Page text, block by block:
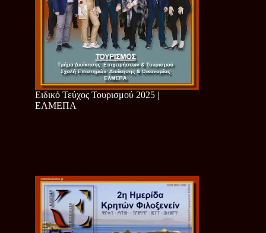
Ειδικό Τεύχος Τουρισμού 2025 |
ΕΛΜΕΠΑ